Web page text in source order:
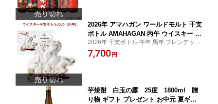
2026年 アマハガン ワールドモルト 干支
ボトル AMAHAGAN 丙午 ウイスキー 47
度 700ml 贈り物 ギフト プレゼント
お中元 夏ギフト 暑中見舞い
2026年 干支ボトル 午年 馬年 ブレンデッド
モルトウイスキー
7,700 円
芋焼酎 白玉の露 25度 1800ml 贈
り物 ギフト プレゼント お中元 夏ギフ